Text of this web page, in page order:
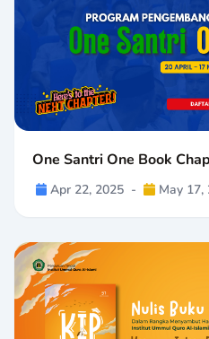
One Santri One Book
Apr 22, 2025 - May 17,